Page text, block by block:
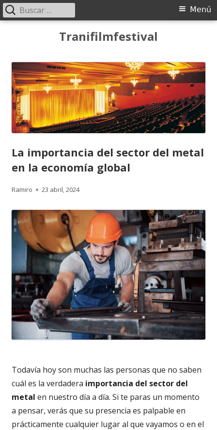
Tranifilmfestival
Menú
Menú
Buscar:
La importancia del sector del metal
en la economía global
Autor
Ramiro
Publicado
23 abril, 2024
Todavía hoy son muchas las personas que no saben
cuál es la verdadera importancia del sector del
metal en nuestro día a día. Si te paras un momento
a pensar, verás que su presencia es palpable en
prácticamente cualquier lugar al que vayamos o en el